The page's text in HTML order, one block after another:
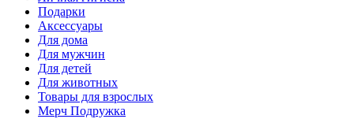
Подарки
Аксессуары
Для дома
Для мужчин
Для детей
Для животных
Товары для взрослых
Мерч Подружка